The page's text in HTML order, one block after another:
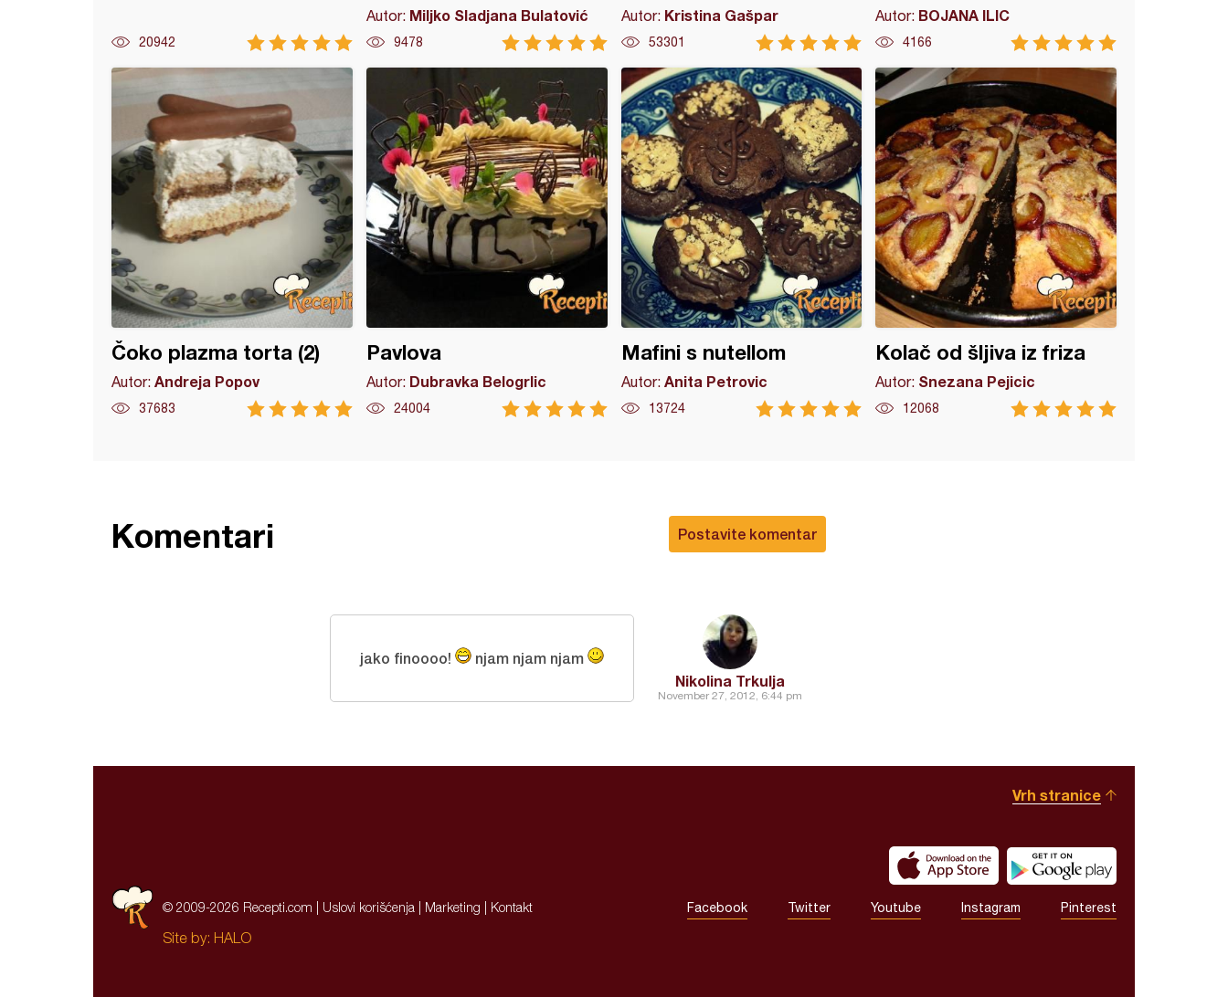
20942
Autor: Miljko Sladjana Bulatović
9478
Autor: Kristina Gašpar
53301
Autor: BOJANA ILIC
4166
Čoko plazma torta (2)
Autor: Andreja Popov
37683
Pavlova
Autor: Dubravka Belogrlic
24004
Mafini s nutellom
Autor: Anita Petrovic
13724
Kolač od šljiva iz friza
Autor: Snezana Pejicic
12068
Postavite komentar
Komentari
Nikolina Trkulja
November 27, 2012, 6:44 pm
jako finoooo! njam njam njam
Vrh stranice
© 2009-2026 Recepti.com | Uslovi korišćenja Marketing Kontakt Facebook Twitter Youtube Instagram Pinterest
Site by: HALO